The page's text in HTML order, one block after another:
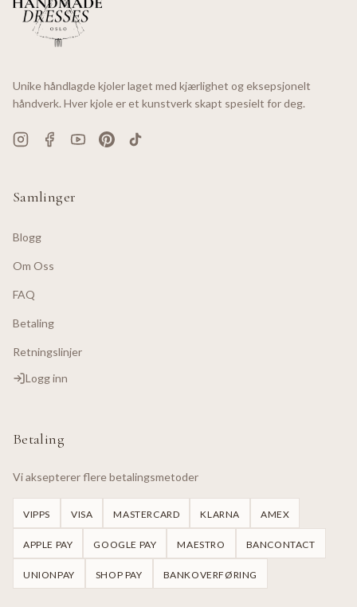
Unike håndlagde kjoler laget med kjærlighet og eksepsjonelt
håndverk. Hver kjole er et kunstverk skapt spesielt for deg.
Samlinger
Blogg
Om Oss
FAQ
Betaling
Retningslinjer
Logg inn
Betaling
Vi aksepterer flere betalingsmetoder
VIPPS VISA MASTERCARD KLARNA AMEX
APPLE PAY GOOGLE PAY MAESTRO BANCONTACT
UNIONPAY SHOP PAY BANKOVERFØRING